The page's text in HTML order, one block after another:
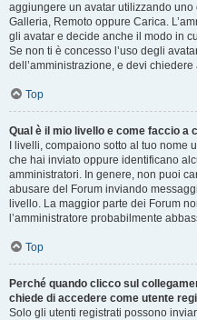
aggiungere un avatar utilizzando
Galleria, Remoto oppure Carica.
gli avatar e decide anche il modo in
Se non ti è concesso l’uso degli
dell’amministrazione, e devi
Top
Qual è il mio livello e come faccio a
I livelli, compaiono sotto al tuo
che hai inviato oppure identificano
amministratori. In genere, non puoi
abusare del Forum inviando
livello. La maggior parte dei Forum
l’amministratore probabilmente
Top
Perché quando clicco sul
chiede di accedere come utente
Solo gli utenti registrati possono